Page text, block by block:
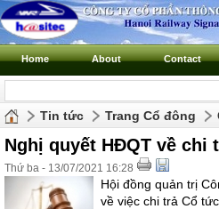
Home About Contact
Tin tức Trang Cổ đông
Nghị quyết HĐQT về chi
Thứ ba - 13/07/2021 16:28
Hội đồng quản trị
về việc chi trả Cổ